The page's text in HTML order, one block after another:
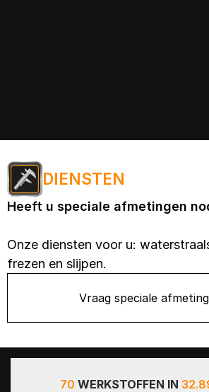
DIENSTEN
Heeft u speciale afmetingen
Onze diensten voor u:
frezen en slijpen.
Vraag speciale
70 WERKSTOFFEN IN